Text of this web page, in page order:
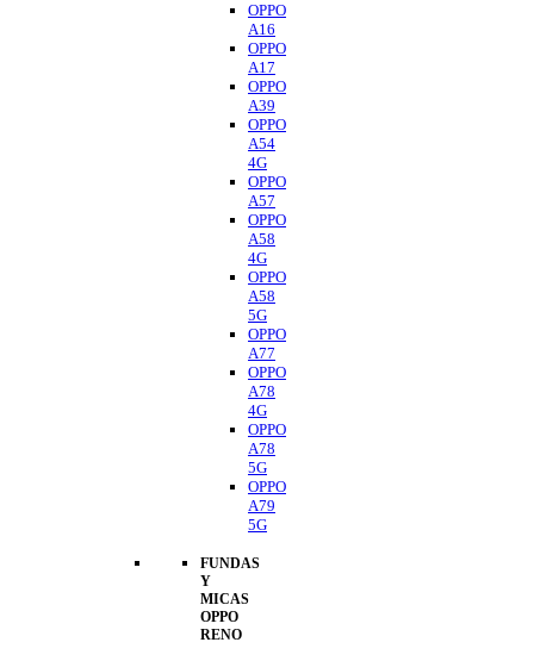
OPPO
A16
OPPO
A17
OPPO
A39
OPPO
A54
4G
OPPO
A57
OPPO
A58
4G
OPPO
A58
5G
OPPO
A77
OPPO
A78
4G
OPPO
A78
5G
OPPO
A79
5G
FUNDAS
Y
MICAS
OPPO
RENO